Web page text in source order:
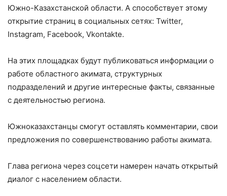
Южно-Казахстанской области. А способствует этому
открытие страниц в социальных сетях: Twitter,
Instagram, Facebook, Vkontakte.
На этих площадках будут публиковаться информации о
работе областного акимата, структурных
подразделений и другие интересные факты, связанные
с деятельностью региона.
Южноказахстанцы смогут оставлять комментарии, свои
предложения по совершенствованию работы акимата.
Глава региона через соцсети намерен начать открытый
диалог с населением области.